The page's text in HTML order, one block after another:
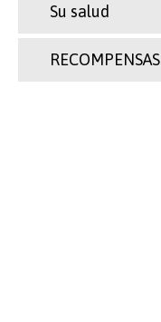
Su salud
RECOMPENSAS